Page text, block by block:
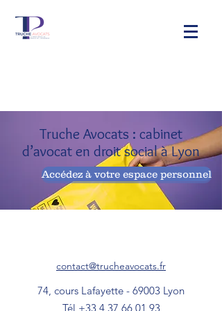
Truche Avocats : cabinet
d’avocat en droit social à Lyon
Accédez à votre espace personnel
contact@trucheavocats.fr
74, cours Lafayette - 69003 Lyon
Tél +33 4 37 66 01 93